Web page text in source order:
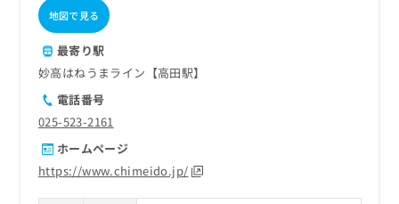
地図で見る
最寄り駅
妙高はねうまライン【高田駅】
電話番号
025-523-2161
ホームページ
https://www.chimeido.jp/